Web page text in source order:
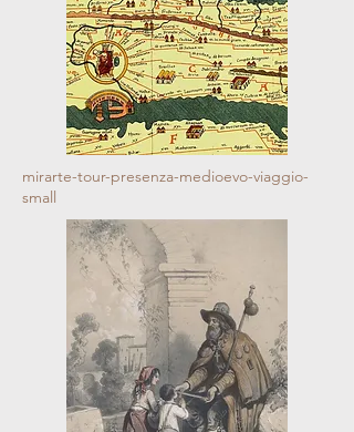
mirarte-tour-presenza-medioevo-viaggio-
small